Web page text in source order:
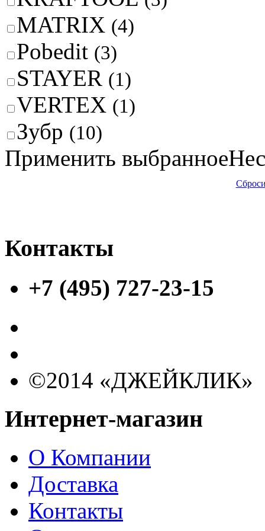
MATRIX (4)
Pobedit (3)
STAYER (1)
VERTEX (1)
Зубр (10)
Применить выбранное
Контакты
+7 (495) 727-23-15
©2014 «ДЖЕЙКЛИК»
Интернет-магазин
О Компании
Доставка
Контакты